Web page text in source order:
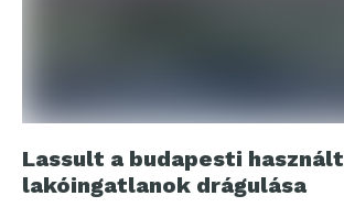
Lassult a budapesti használt
lakóingatlanok drágulása